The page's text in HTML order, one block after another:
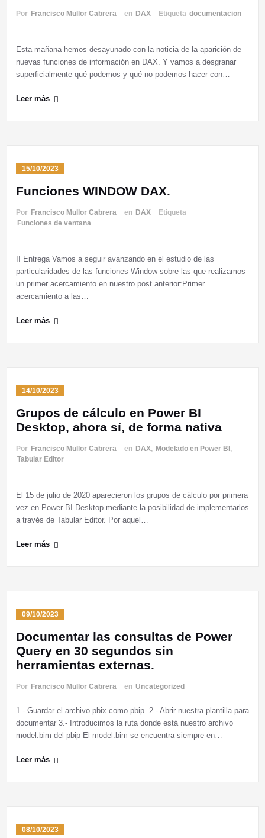
Por Francisco Mullor Cabrera en DAX Etiqueta documentacion
Esta mañana hemos desayunado con la noticia de la aparición de
nuevas funciones de información en DAX. Y vamos a desgranar
superficialmente qué podemos y qué no podemos hacer con…
Leer más
15/10/2023
Funciones WINDOW DAX.
Por Francisco Mullor Cabrera en DAX
Etiqueta
Funciones de ventana
II Entrega Vamos a seguir avanzando en el estudio de las
particularidades de las funciones Window sobre las que realizamos
un primer acercamiento en nuestro post anterior:Primer
acercamiento a las…
Leer más
14/10/2023
Grupos de cálculo en Power BI
Desktop, ahora sí, de forma nativa
Por Francisco Mullor Cabrera en DAX, Modelado en Power BI ,
Tabular Editor
El 15 de julio de 2020 aparecieron los grupos de cálculo por primera
vez en Power BI Desktop mediante la posibilidad de implementarlos
a través de Tabular Editor. Por aquel…
Leer más
09/10/2023
Documentar las consultas de Power
Query en 30 segundos sin
herramientas externas.
Por Francisco Mullor Cabrera en Uncategorized
1.- Guardar el archivo pbix como pbip. 2.- Abrir nuestra plantilla para
documentar 3.- Introducimos la ruta donde está nuestro archivo
model.bim del pbip El model.bim se encuentra siempre en…
Leer más
08/10/2023